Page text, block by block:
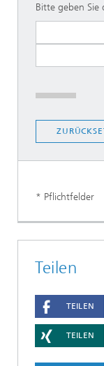
Bitte geben Sie
* Pflichtfelder
Teilen
TEILEN
TEILEN